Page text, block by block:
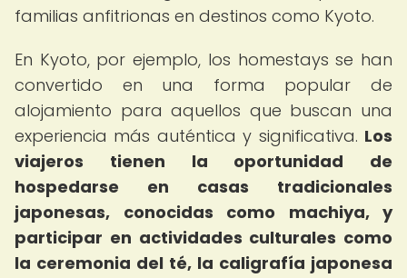
familias anfitrionas en destinos como Kyoto.
En Kyoto, por ejemplo, los homestays se han
convertido en una forma popular de
alojamiento para aquellos que buscan una
experiencia más auténtica y significativa. Los
viajeros tienen la oportunidad de
hospedarse en casas tradicionales
japonesas, conocidas como machiya, y
participar en actividades culturales como
la ceremonia del té, la caligrafía japonesa